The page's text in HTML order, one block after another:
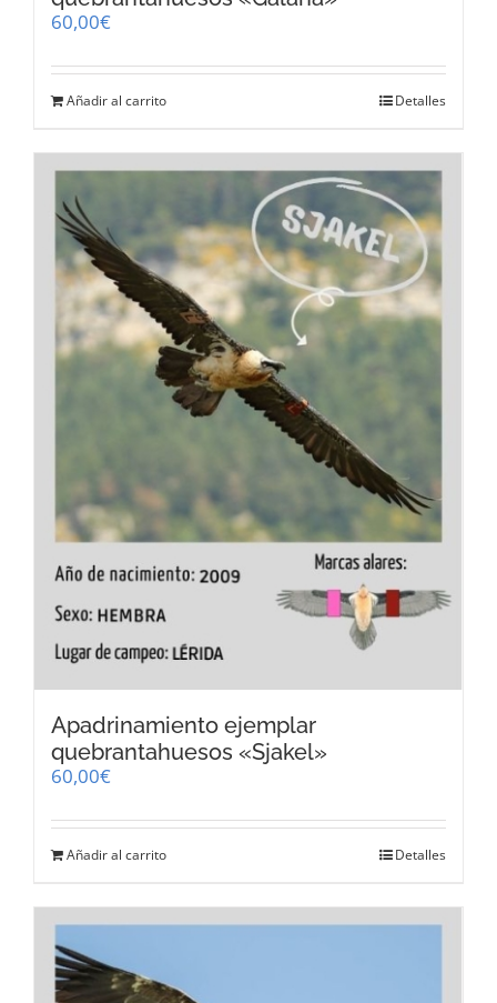
60,00€
Añadir al carrito Detalles
Apadrinamiento ejemplar
quebrantahuesos «Sjakel»
60,00€
Añadir al carrito Detalles